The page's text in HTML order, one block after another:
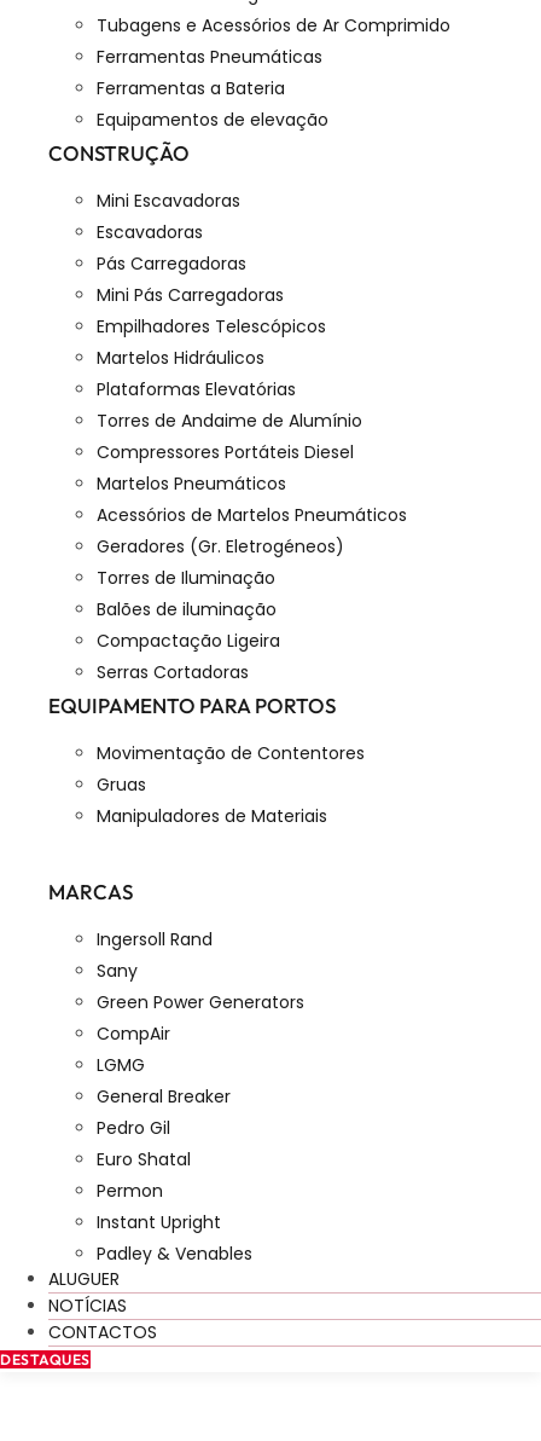
Tubagens e Acessórios de Ar Comprimido
Ferramentas Pneumáticas
Ferramentas a Bateria
Equipamentos de elevação
CONSTRUÇÃO
Mini Escavadoras
Escavadoras
Pás Carregadoras
Mini Pás Carregadoras
Empilhadores Telescópicos
Martelos Hidráulicos
Plataformas Elevatórias
Torres de Andaime de Alumínio
Compressores Portáteis Diesel
Martelos Pneumáticos
Acessórios de Martelos Pneumáticos
Geradores (Gr. Eletrogéneos)
Torres de Iluminação
Balões de iluminação
Compactação Ligeira
Serras Cortadoras
EQUIPAMENTO PARA PORTOS
Movimentação de Contentores
Gruas
Manipuladores de Materiais
MARCAS
Ingersoll Rand
Sany
Green Power Generators
CompAir
LGMG
General Breaker
Pedro Gil
Euro Shatal
Permon
Instant Upright
Padley & Venables
ALUGUER
NOTÍCIAS
CONTACTOS
DESTAQUES